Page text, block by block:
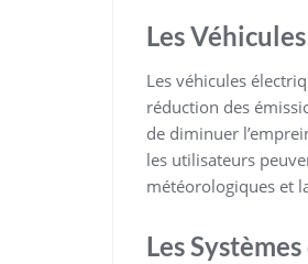
Les
Les véhicules
réduction des
de diminuer
les utilisateurs
météorologiques et
Les